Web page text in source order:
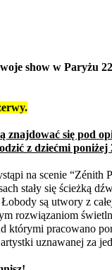
show w Paryżu
znajdować się pod
z dziećmi poniżej
na scenie
stały się ścieżką
są utwory z
rozwiązaniom
którymi pracowano
uznawanej za